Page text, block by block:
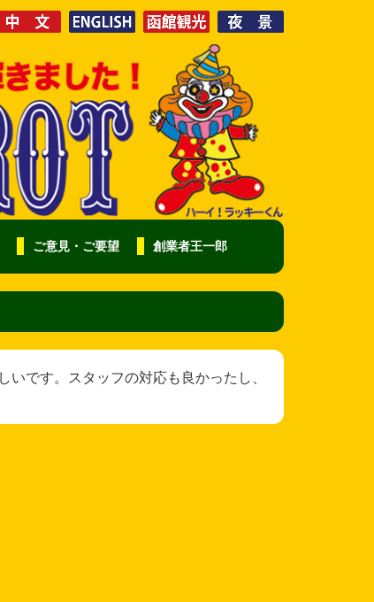
ご意見・ご要望 創業者王一郎
です。スタッフの対応も良かったし、